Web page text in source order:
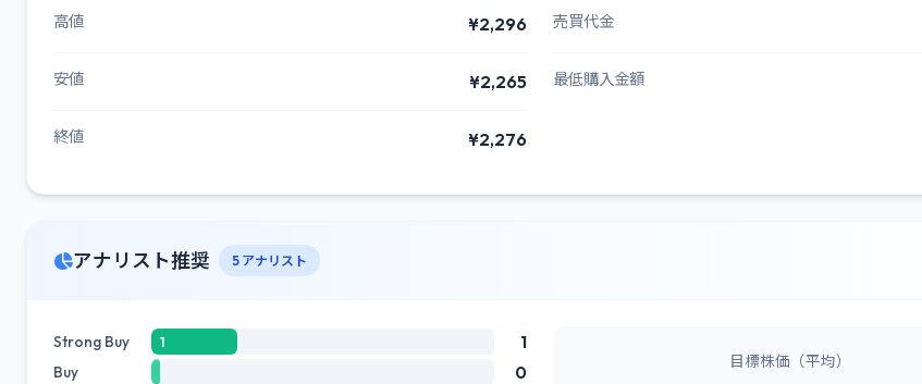
高値 ¥2,296
安値 ¥2,265
終値 ¥2,276
売買代金
最低購入金額
アナリスト推奨 5 アナリスト
Strong Buy 1 1
Buy 0 目標株価（平均）